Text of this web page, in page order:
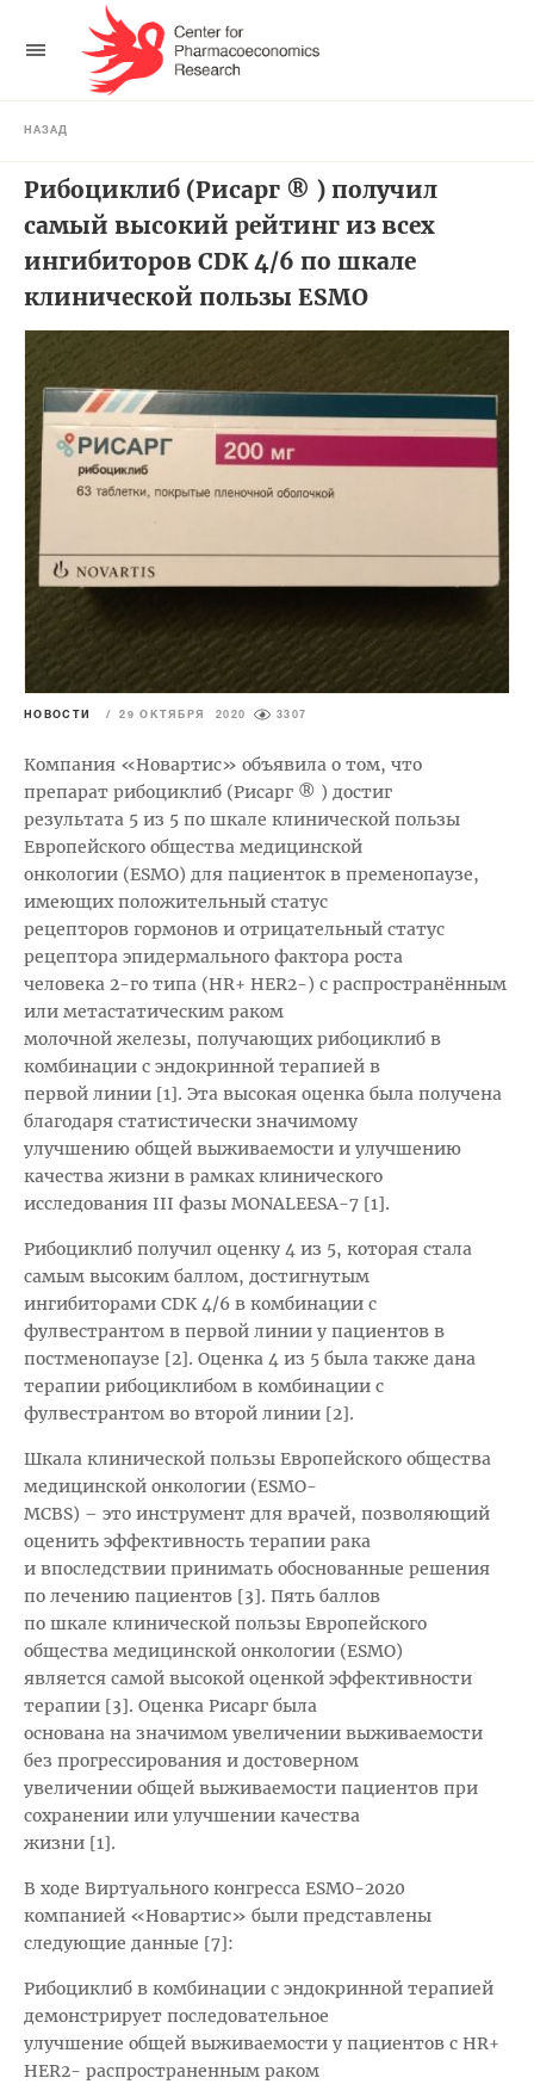
НАЗАД
Рибоциклиб (Рисарг ® ) получил
самый высокий рейтинг из всех
ингибиторов CDK 4/6 по шкале
клинической пользы ESMO
НОВОСТИ / 29 ОКТЯБРЯ 2020 3307
Компания «Новартис» объявила о том, что
препарат рибоциклиб (Рисарг ® ) достиг
результата 5 из 5 по шкале клинической пользы
Европейского общества медицинской
онкологии (ESMO) для пациенток в пременопаузе,
имеющих положительный статус
рецепторов гормонов и отрицательный статус
рецептора эпидермального фактора роста
человека 2-го типа (HR+ HER2-) с распространённым
или метастатическим раком
молочной железы, получающих рибоциклиб в
комбинации с эндокринной терапией в
первой линии [1]. Эта высокая оценка была получена
благодаря статистически значимому
улучшению общей выживаемости и улучшению
качества жизни в рамках клинического
исследования III фазы MONALEESA-7 [1].
Рибоциклиб получил оценку 4 из 5, которая стала
самым высоким баллом, достигнутым
ингибиторами CDK 4/6 в комбинации с
фулвестрантом в первой линии у пациентов в
постменопаузе [2]. Оценка 4 из 5 была также дана
терапии рибоциклибом в комбинации с
фулвестрантом во второй линии [2].
Шкала клинической пользы Европейского общества
медицинской онкологии (ESMO-
MCBS) – это инструмент для врачей, позволяющий
оценить эффективность терапии рака
и впоследствии принимать обоснованные решения
по лечению пациентов [3]. Пять баллов
по шкале клинической пользы Европейского
общества медицинской онкологии (ESMO)
является самой высокой оценкой эффективности
терапии [3]. Оценка Рисарг была
основана на значимом увеличении выживаемости
без прогрессирования и достоверном
увеличении общей выживаемости пациентов при
сохранении или улучшении качества
жизни [1].
В ходе Виртуального конгресса ESMO-2020
компанией «Новартис» были представлены
следующие данные [7]:
Рибоциклиб в комбинации с эндокринной терапией
демонстрирует последовательное
улучшение общей выживаемости у пациентов с HR+
HER2- распространенным раком